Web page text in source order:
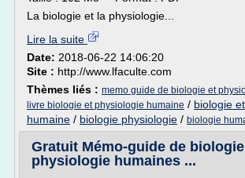
La biologie et la physiologie...
Lire la suite
Date: 2018-06-22 14:06:20
Site : http://www.lfaculte.com
Thèmes liés : memo guide de biologie et
livre biologie et physiologie humaine / biologie
humaine / biologie physiologie / biologie
Gratuit Mémo-guide de
physiologie humaines ...